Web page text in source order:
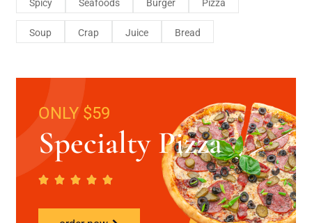
Spicy Seafoods Burger Pizza
Soup Crap Juice Bread
ONLY $59
Specialty Pizza